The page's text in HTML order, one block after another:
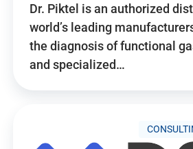
Dr. Piktel is an authorized
world’s leading
the diagnosis of functional
and specialized…